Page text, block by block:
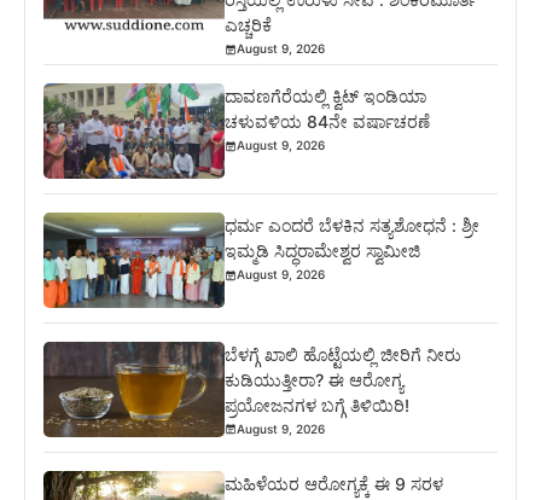
ಎಚ್ಚರಿಕೆ
August 9, 2026
ದಾವಣಗೆರೆಯಲ್ಲಿ ಕ್ವಿಟ್ ಇಂಡಿಯಾ
ಚಳುವಳಿಯ 84ನೇ ವರ್ಷಾಚರಣೆ
August 9, 2026
ಧರ್ಮ ಎಂದರೆ ಬೆಳಕಿನ ಸತ್ಯಶೋಧನೆ : ಶ್ರೀ
ಇಮ್ಮಡಿ ಸಿದ್ಧರಾಮೇಶ್ವರ ಸ್ವಾಮೀಜಿ
August 9, 2026
ಬೆಳಗ್ಗೆ ಖಾಲಿ ಹೊಟ್ಟೆಯಲ್ಲಿ ಜೀರಿಗೆ ನೀರು
ಕುಡಿಯುತ್ತೀರಾ? ಈ ಆರೋಗ್ಯ
ಪ್ರಯೋಜನಗಳ ಬಗ್ಗೆ ತಿಳಿಯಿರಿ!
August 9, 2026
ಮಹಿಳೆಯರ ಆರೋಗ್ಯಕ್ಕೆ ಈ 9 ಸರಳ